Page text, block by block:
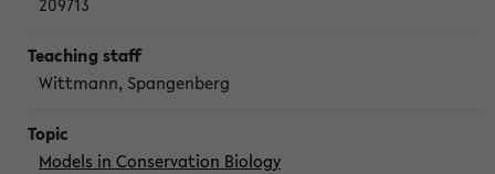
Wittmann, Spangenberg
Models in Conservation Biology